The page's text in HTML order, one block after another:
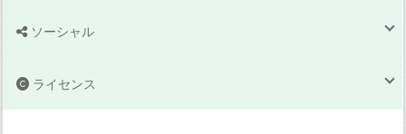
ソーシャル
ライセンス